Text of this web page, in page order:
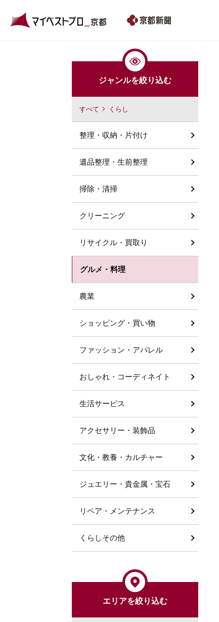
ジャンルを絞り込む
すべて くらし
整理・収納・片付け
遺品整理・生前整理
掃除・清掃
クリーニング
リサイクル・買取り
グルメ・料理
農業
ショッピング・買い物
ファッション・アパレル
おしゃれ・コーディネイト
生活サービス
アクセサリー・装飾品
文化・教養・カルチャー
ジュエリー・貴金属・宝石
リペア・メンテナンス
くらしその他
エリアを絞り込む